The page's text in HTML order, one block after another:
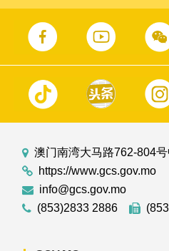
澳门南湾大马路762-804
https://www.gcs.gov.mo
info@gcs.gov.mo
(853)2833 2886